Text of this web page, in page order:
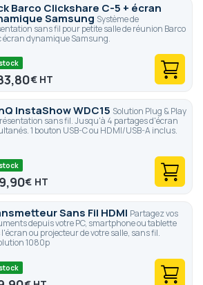
Barco Clickshare C-5 + écran
Samsung Système de
sans fil pour petite salle de réunion Barco
écran dynamique Samsung.
€
InstaShow WDC15 Solution Plug & Play
sans fil. Jusqu'à 4 partages d'écran
1 bouton USB-C ou HDMI/USB-A inclus.
€
Sans Fil HDMI Partagez vos
depuis votre PC, smartphone ou tablette
ou projecteur de votre salle, sans fil.
1080p